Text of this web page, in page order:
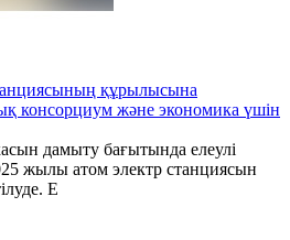
құрылысына
консорциум және экономика үшін
дамыту бағытында елеулі
жылы атом электр станциясын
Е